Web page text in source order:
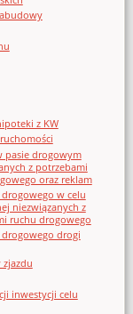
z KW
pasie drogowym
z potrzebami
oraz reklam
w celu
niezwiązanych z
ruchu drogowego
drogi
inwestycji celu